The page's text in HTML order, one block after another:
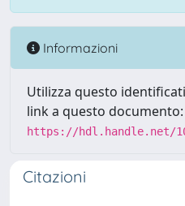
Informazioni
Utilizza questo
link a questo documento:
https://hdl.handle.net/
Citazioni